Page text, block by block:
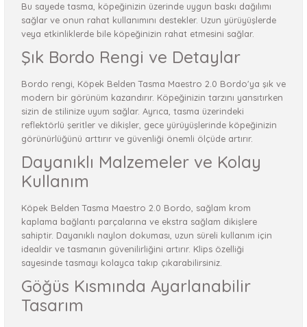
Bu sayede tasma, köpeğinizin üzerinde uygun baskı dağılımı
sağlar ve onun rahat kullanımını destekler. Uzun yürüyüşlerde
veya etkinliklerde bile köpeğinizin rahat etmesini sağlar.
Şık Bordo Rengi ve Detaylar
Bordo rengi, Köpek Belden Tasma Maestro 2.0 Bordo'ya şık ve
modern bir görünüm kazandırır. Köpeğinizin tarzını yansıtırken
sizin de stilinize uyum sağlar. Ayrıca, tasma üzerindeki
reflektörlü şeritler ve dikişler, gece yürüyüşlerinde köpeğinizin
görünürlüğünü arttırır ve güvenliği önemli ölçüde artırır.
Dayanıklı Malzemeler ve Kolay
Kullanım
Köpek Belden Tasma Maestro 2.0 Bordo, sağlam krom
kaplama bağlantı parçalarına ve ekstra sağlam dikişlere
sahiptir. Dayanıklı naylon dokuması, uzun süreli kullanım için
idealdir ve tasmanın güvenilirliğini artırır. Klips özelliği
sayesinde tasmayı kolayca takıp çıkarabilirsiniz.
Göğüs Kısmında Ayarlanabilir
Tasarım